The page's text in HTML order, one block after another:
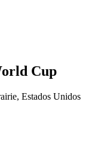
Cup
Estados Unidos